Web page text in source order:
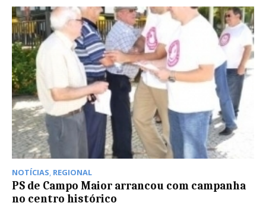
NOTÍCIAS, REGIONAL
PS de Campo Maior arrancou com campanha
no centro histórico